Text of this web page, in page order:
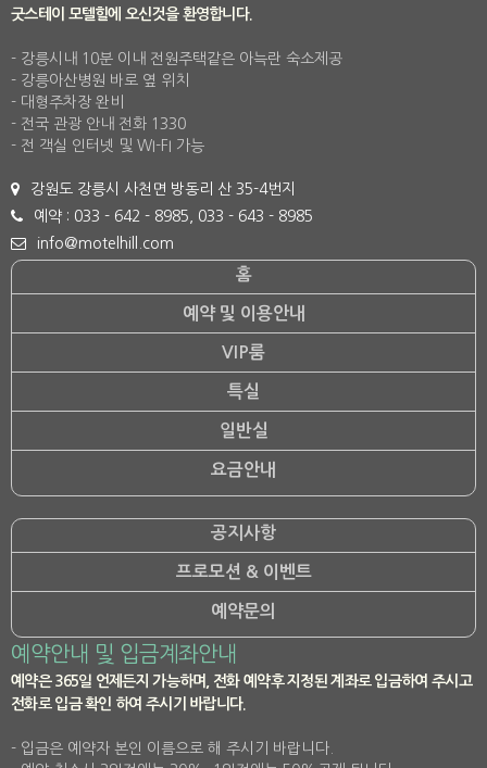
굿스테이 모텔힐에 오신것을 환영합니다.
- 강릉시내 10분 이내 전원주택같은 아늑란 숙소제공
- 강릉아산병원 바로 옆 위치
- 대형주차장 완비
- 전국 관광 안내 전화 1330
- 전 객실 인터넷 및 WI-FI 가능
강원도 강릉시 사천면 방동리 산 35-4번지
예약 : 033 - 642 - 8985, 033 - 643 - 8985
info@motelhill.com
홈
예약 및 이용안내
VIP룸
특실
일반실
요금안내
공지사항
프로모션 & 이벤트
예약문의
예약안내 및 입금계좌안내
예약은 365일 언제든지 가능하며, 전화 예약후 지정된 계좌로 입금하여 주시고
전화로 입금 확인 하여 주시기 바랍니다.
- 입금은 예약자 본인 이름으로 해 주시기 바랍니다.